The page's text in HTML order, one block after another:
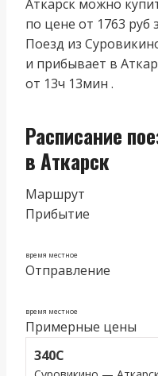
Аткарск можно
по цене от 1763 руб
Поезд из
и прибывает в
от 13ч 13мин .
Расписание
в Аткарск
Маршрут
Прибытие
время местное
Отправление
время местное
Примерные цены
340С